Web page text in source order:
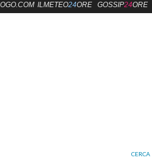
ILMETEO24ORE GOSSIP24ORE